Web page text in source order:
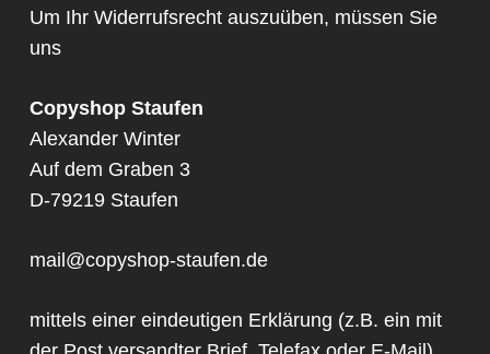
Um Ihr Widerrufsrecht auszuüben, müssen Sie
uns
Copyshop Staufen
Alexander Winter
Auf dem Graben 3
D-79219 Staufen
mail@copyshop-staufen.de
mittels einer eindeutigen Erklärung (z.B. ein mit